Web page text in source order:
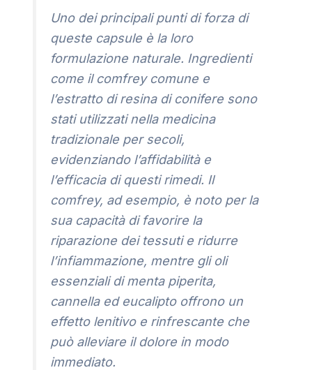
Uno dei principali punti di forza di
queste capsule è la loro
formulazione naturale. Ingredienti
come il comfrey comune e
l’estratto di resina di conifere sono
stati utilizzati nella medicina
tradizionale per secoli,
evidenziando l’affidabilità e
l’efficacia di questi rimedi. Il
comfrey, ad esempio, è noto per la
sua capacità di favorire la
riparazione dei tessuti e ridurre
l’infiammazione, mentre gli oli
essenziali di menta piperita,
cannella ed eucalipto offrono un
effetto lenitivo e rinfrescante che
può alleviare il dolore in modo
immediato.